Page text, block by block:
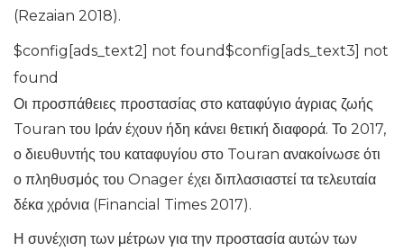
(Rezaian 2018).
$config[ads_text2] not found$config[ads_text3] not
found
Οι προσπάθειες προστασίας στο καταφύγιο άγριας ζωής
Touran του Ιράν έχουν ήδη κάνει θετική διαφορά. Το 2017,
ο διευθυντής του καταφυγίου στο Touran ανακοίνωσε ότι
ο πληθυσμός του Onager έχει διπλασιαστεί τα τελευταία
δέκα χρόνια (Financial Times 2017).
Η συνέχιση των μέτρων για την προστασία αυτών των